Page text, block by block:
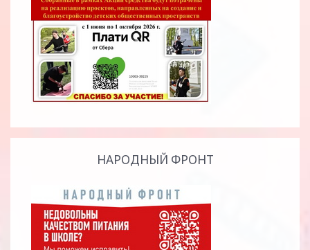
НАРОДНЫЙ ФРОНТ